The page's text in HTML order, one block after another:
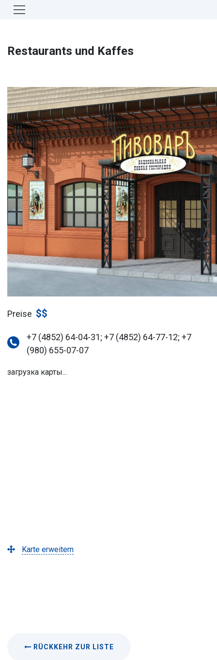
Restaurants und Kaffes
Preise $$
+7 (4852) 64-04-31; +7 (4852) 64-77-12; +7
(980) 655-07-07
загрузка карты...
Karte erweitern
RÜCKKEHR ZUR LISTE